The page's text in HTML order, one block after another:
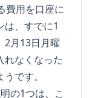
費用を口座に
は、すでに1
2月13日月曜
れなくなった
です。
の1つは、こ